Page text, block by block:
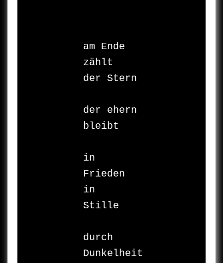
am Ende
zählt
der Stern
der ehern
bleibt
in
Frieden
in
Stille
durch
Dunkelheit